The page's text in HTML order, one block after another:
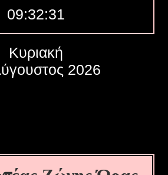
09:32:32
Κυριακή
2026